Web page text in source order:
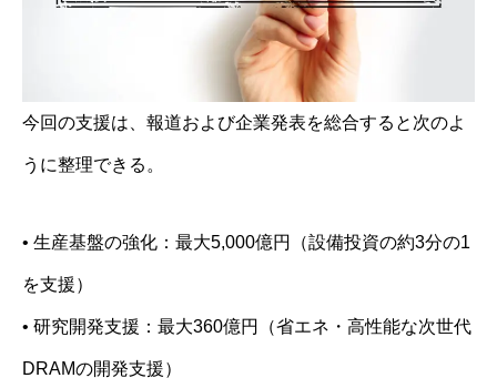
今回の支援は、報道および企業発表を総合すると次のよ
うに整理できる。
• 生産基盤の強化：最大5,000億円（設備投資の約3分の1
を支援）
• 研究開発支援：最大360億円（省エネ・高性能な次世代
DRAMの開発支援）